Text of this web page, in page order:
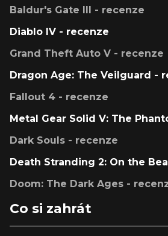
Baldur's Gate III - recenze
Diablo IV - recenze
Grand Theft Auto V - recenze
Dragon Age: The Veilguard -
Fallout 4 - recenze
Metal Gear Solid V: The
Dark Souls - recenze
Death Stranding 2: On the
Doom: The Dark Ages -
Co si zahrát